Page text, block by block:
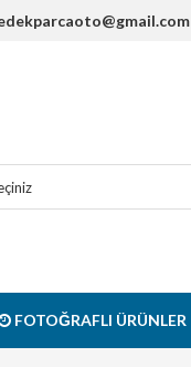
FOTOĞRAFLI ÜRÜNLER